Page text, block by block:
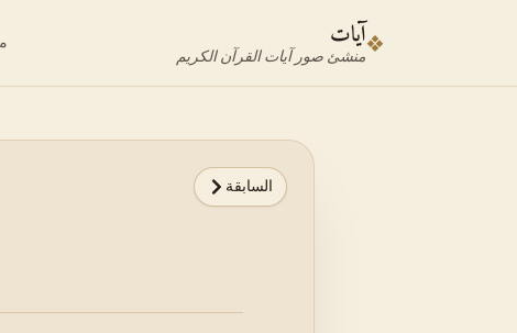
❖آيات
منشئ صور آيات القرآن الكريم
السابقة